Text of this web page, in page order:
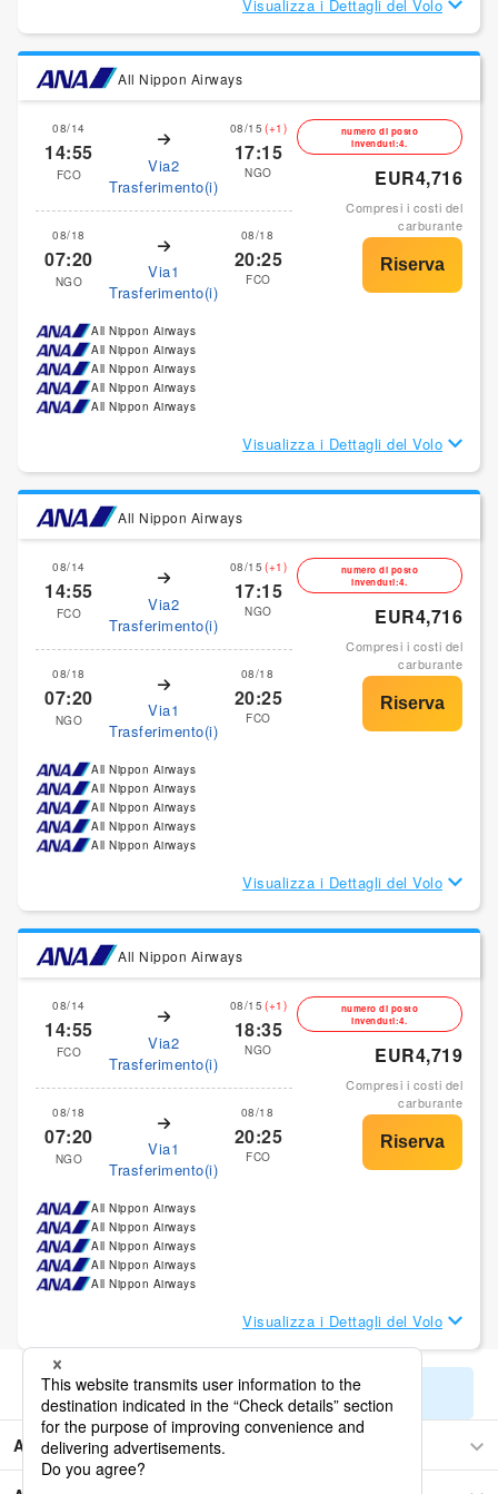
Visualizza i Dettagli del Volo
All Nippon Airways
08/14
14:55
FCO
Via2
Trasferimento(i)
08/15 (+1)
17:15
NGO
08/18
07:20
NGO
Via1
Trasferimento(i)
08/18
20:25
FCO
numero di posto
invenduti:4.
EUR4,716
Compresi i costi del
carburante
All Nippon Airways
All Nippon Airways
All Nippon Airways
All Nippon Airways
All Nippon Airways
Visualizza i Dettagli del Volo
All Nippon Airways
08/14
14:55
FCO
Via2
Trasferimento(i)
08/15 (+1)
17:15
NGO
08/18
07:20
NGO
Via1
Trasferimento(i)
08/18
20:25
FCO
numero di posto
invenduti:4.
EUR4,716
Compresi i costi del
carburante
All Nippon Airways
All Nippon Airways
All Nippon Airways
All Nippon Airways
All Nippon Airways
Visualizza i Dettagli del Volo
All Nippon Airways
08/14
14:55
FCO
Via2
Trasferimento(i)
08/15 (+1)
18:35
NGO
08/18
07:20
NGO
Via1
Trasferimento(i)
08/18
20:25
FCO
numero di posto
invenduti:4.
EUR4,719
Compresi i costi del
carburante
All Nippon Airways
All Nippon Airways
All Nippon Airways
All Nippon Airways
All Nippon Airways
Visualizza i Dettagli del Volo
Mostra i restanti risultati di ricerca
Africa